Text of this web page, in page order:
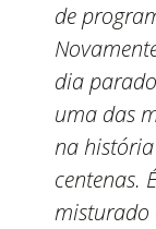
de
dia
uma das
na
centenas.
misturado